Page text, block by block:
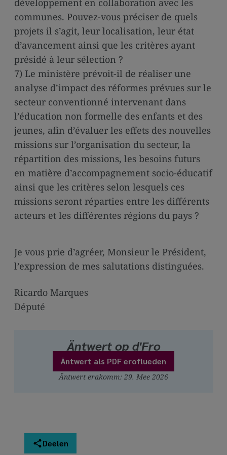
développement en collaboration avec les
communes. Pouvez-vous préciser de quels
projets il s’agit, leur localisation, leur état
d’avancement ainsi que les critères ayant
présidé à leur sélection ?
7) Le ministère prévoit-il de réaliser une
analyse d’impact des réformes prévues sur le
secteur conventionné intervenant dans
l’éducation non formelle des enfants et des
jeunes, afin d’évaluer les effets des nouvelles
missions sur l’organisation du secteur, la
répartition des missions, les besoins futurs
en matière d’accompagnement socio-éducatif
ainsi que les critères selon lesquels ces
missions seront réparties entre les différents
acteurs et les différentes régions du pays ?
Je vous prie d’agréer, Monsieur le Président,
l’expression de mes salutations distinguées.
Ricardo Marques
Député
Äntwert op d'Fro
Äntwert als PDF eroflueden
Äntwert erakomm: 29. Mee 2026
Deelen